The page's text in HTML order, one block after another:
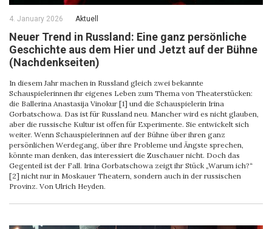
4. January 2026 Aktuell
Neuer Trend in Russland: Eine ganz persönliche
Geschichte aus dem Hier und Jetzt auf der Bühne
(Nachdenkseiten)
In diesem Jahr machen in Russland gleich zwei bekannte
Schauspielerinnen ihr eigenes Leben zum Thema von Theaterstücken:
die Ballerina Anastasija Vinokur [1] und die Schauspielerin Irina
Gorbatschowa. Das ist für Russland neu. Mancher wird es nicht glauben,
aber die russische Kultur ist offen für Experimente. Sie entwickelt sich
weiter. Wenn Schauspielerinnen auf der Bühne über ihren ganz
persönlichen Werdegang, über ihre Probleme und Ängste sprechen,
könnte man denken, das interessiert die Zuschauer nicht. Doch das
Gegenteil ist der Fall. Irina Gorbatschowa zeigt ihr Stück „Warum ich?“
[2] nicht nur in Moskauer Theatern, sondern auch in der russischen
Provinz. Von Ulrich Heyden.